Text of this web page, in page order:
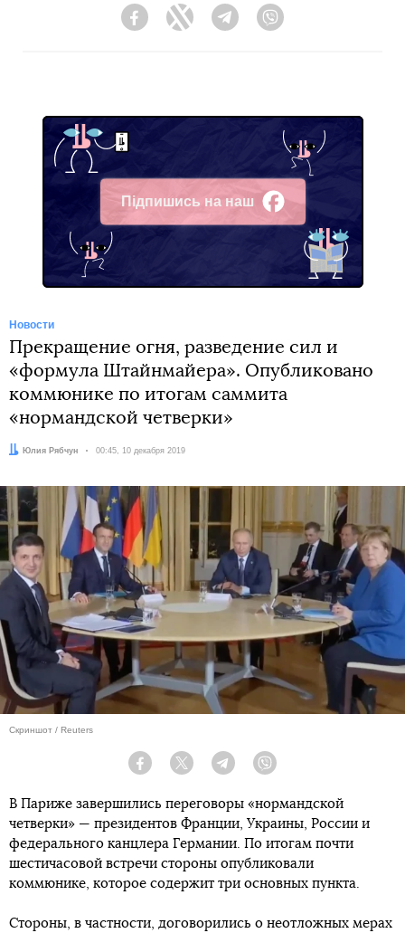
FacebookTwitter Telegram
Підпишись на наш
Facebook
Новости
Прекращение огня, разведение сил и
«формула Штайнмайера». Опубликовано
коммюнике по итогам саммита
«нормандской четверки»
Автор:Юлия Рябчун Дата:
00:45, 10 декабря 2019
Скриншот / Reuters
Facebook Twitter Telegram
В Париже завершились переговоры «нормандской
четверки» — президентов Франции, Украины, России и
федерального канцлера Германии. По итогам почти
шестичасовой встречи стороны опубликовали
коммюнике, которое содержит три основных пункта.
Стороны, в частности, договорились о неотложных мерах